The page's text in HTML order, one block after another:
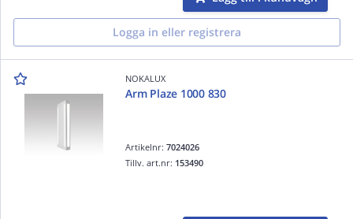
Logga in eller registrera
NOKALUX
Arm Plaze 1000 830
Artikelnr:7024026
Tillv. art.nr: 153490